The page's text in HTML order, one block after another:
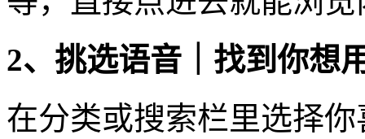
2、挑选语音｜找到你想
在分类或搜索栏里选择